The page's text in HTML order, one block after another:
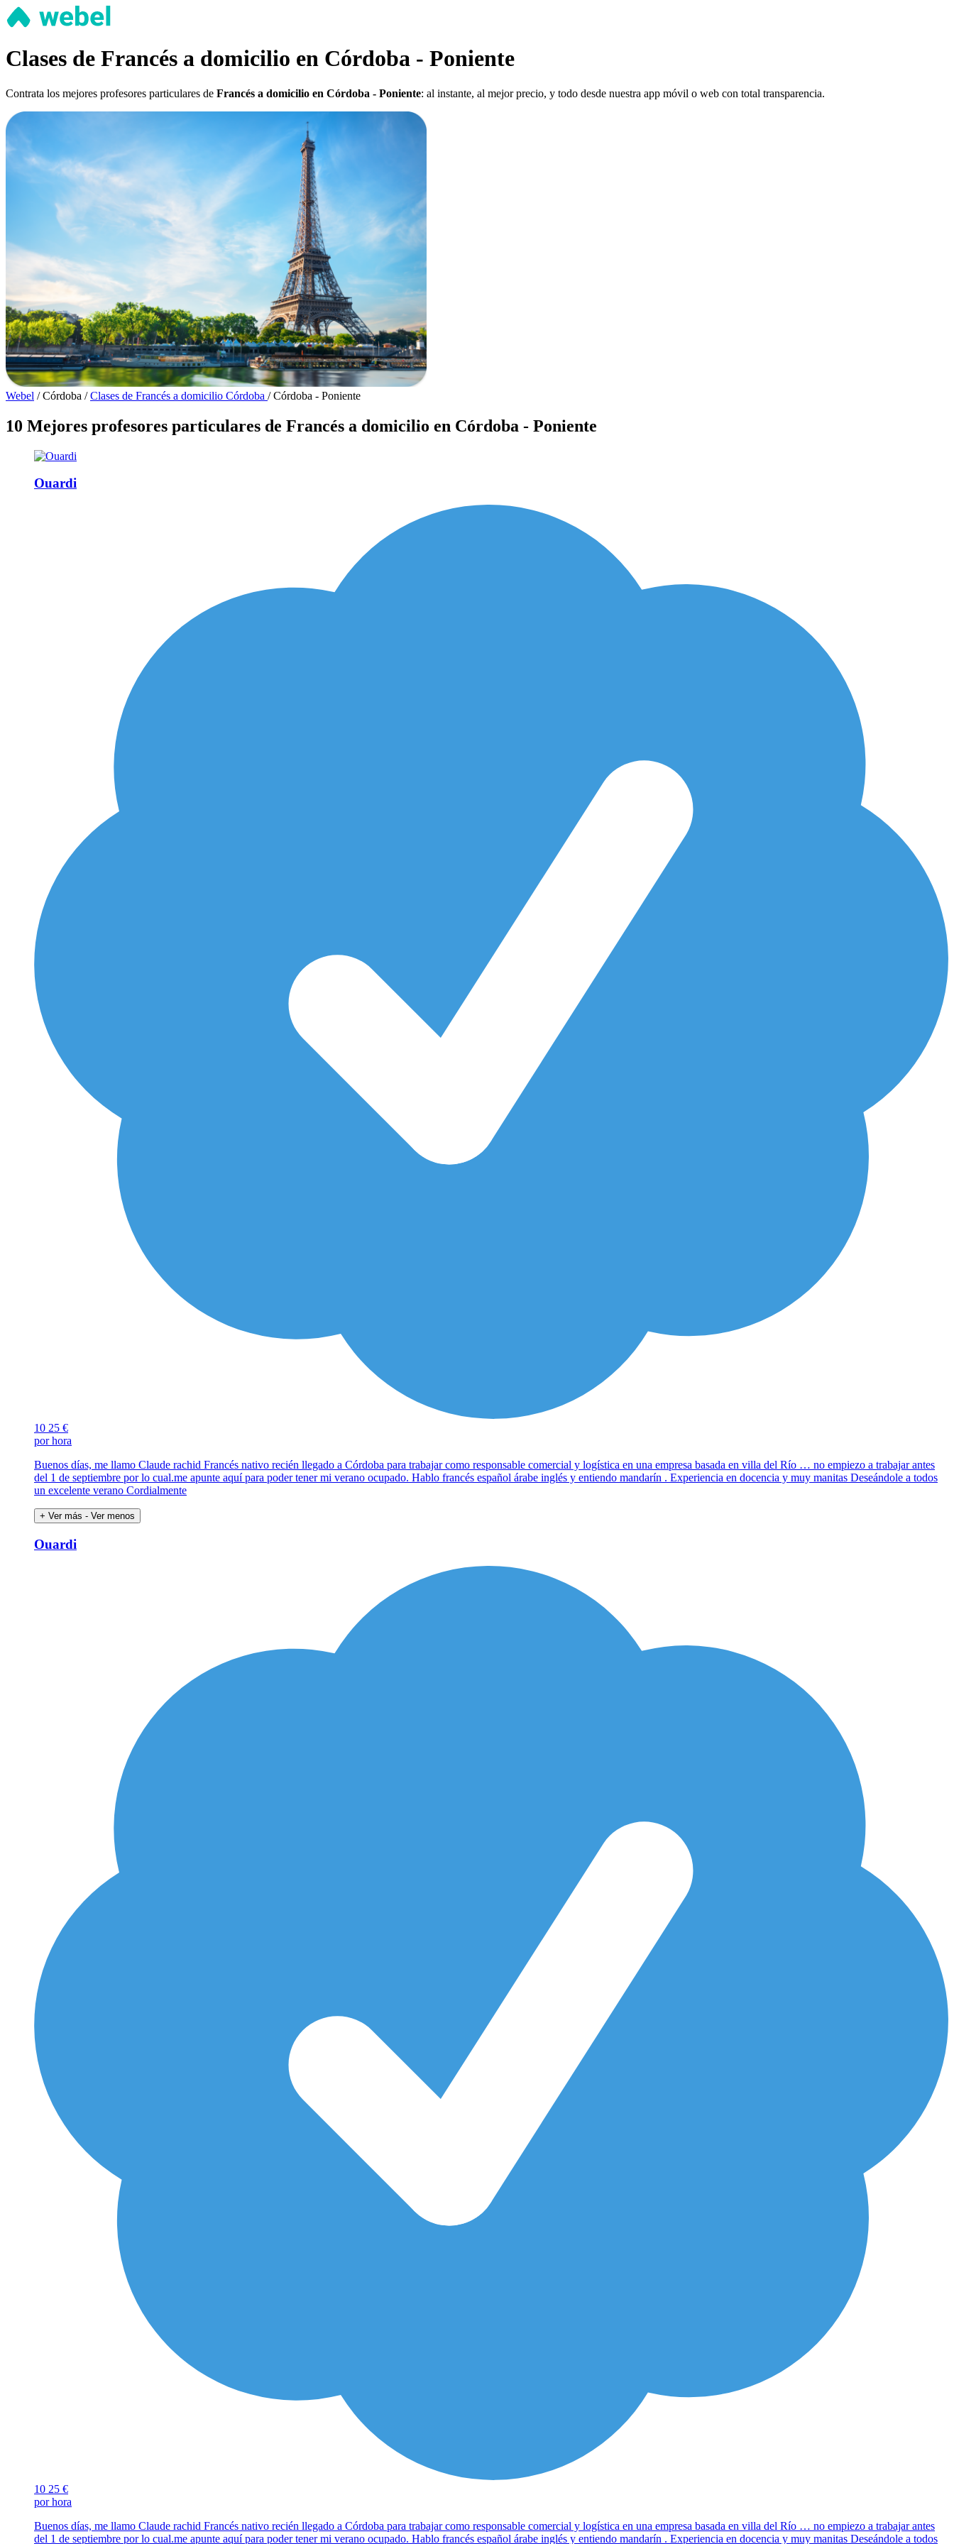
Clases de Francés a domicilio en Córdoba - Poniente
Contrata los mejores profesores particulares de Francés a domicilio en Córdoba - Poniente: al instante, al mejor precio, y todo desde nuestra app móvil o web con total transparencia.
Webel / Córdoba / Clases de Francés a domicilio Córdoba / Córdoba - Poniente
10 Mejores profesores particulares de Francés a domicilio en Córdoba - Poniente
Ouardi
10 25 €
por hora
Buenos días, me llamo Claude rachid Francés nativo recién llegado a Córdoba para trabajar como responsable comercial y logística en una empresa basada en villa del Río … no empiezo a trabajar antes
del 1 de septiembre por lo cual.me apunte aquí para poder tener mi verano ocupado. Hablo francés español árabe inglés y entiendo mandarín . Experiencia en docencia y muy manitas Deseándole a todos
un excelente verano Cordialmente
+ Ver más - Ver menos
Ouardi
10 25 €
por hora
Buenos días, me llamo Claude rachid Francés nativo recién llegado a Córdoba para trabajar como responsable comercial y logística en una empresa basada en villa del Río … no empiezo a trabajar antes
del 1 de septiembre por lo cual.me apunte aquí para poder tener mi verano ocupado. Hablo francés español árabe inglés y entiendo mandarín . Experiencia en docencia y muy manitas Deseándole a todos